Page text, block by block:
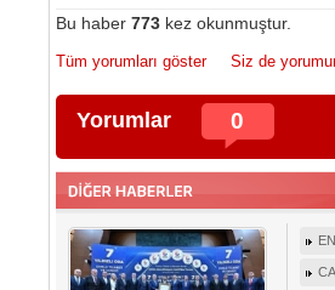
Bu haber 773kez okunmuştur.
Tüm yorumları göster Siz de
Yorumlar 0